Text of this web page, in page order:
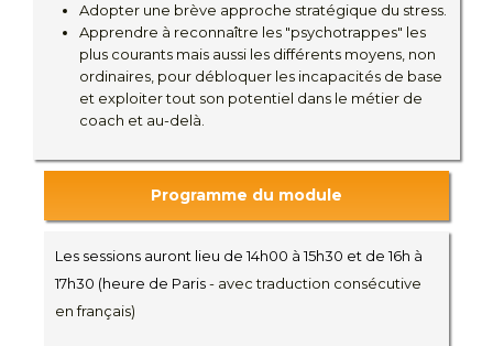
Adopter une brève approche stratégique du stress.
Apprendre à reconnaître les "psychotrappes" les
plus courants mais aussi les différents moyens, non
ordinaires, pour débloquer les incapacités de base
et exploiter tout son potentiel dans le métier de
coach et au-delà.
Programme du module
Les sessions auront lieu de 14h00 à 15h30 et de 16h à
17h30 (heure de Paris- avec traduction consécutive
en français)